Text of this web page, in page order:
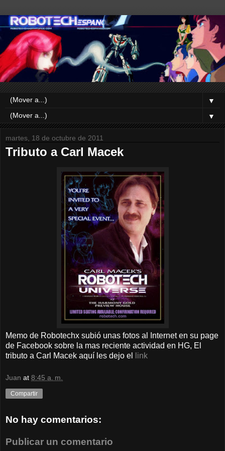
▼
▼
martes, 18 de octubre de 2011
Tributo a Carl Macek
Memo de Robotechx subió unas fotos al Internet en su page
de Facebook sobre la mas reciente actividad en HG, El
tributo a Carl Macek aquí les dejo el
link
Juan at 8:45 a. m.
Compartir
No hay comentarios:
Publicar un comentario